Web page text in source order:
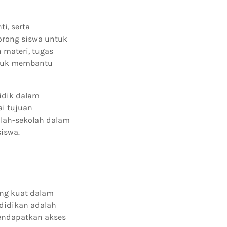
serta
siswa untuk
materi, tugas
membantu
dalam
tujuan
sekolah dalam
kuat dalam
adalah
akses